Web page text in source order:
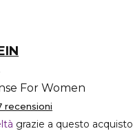
For Women
recensioni
grazie a questo acquisto